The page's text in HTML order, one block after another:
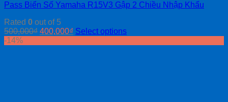
Pass Biển Số Yamaha R15V3 Gập 2 Chiều Nhập Khẩu
Rated 0 out of 5
500,000₫ 400,000₫ Select options
-14%